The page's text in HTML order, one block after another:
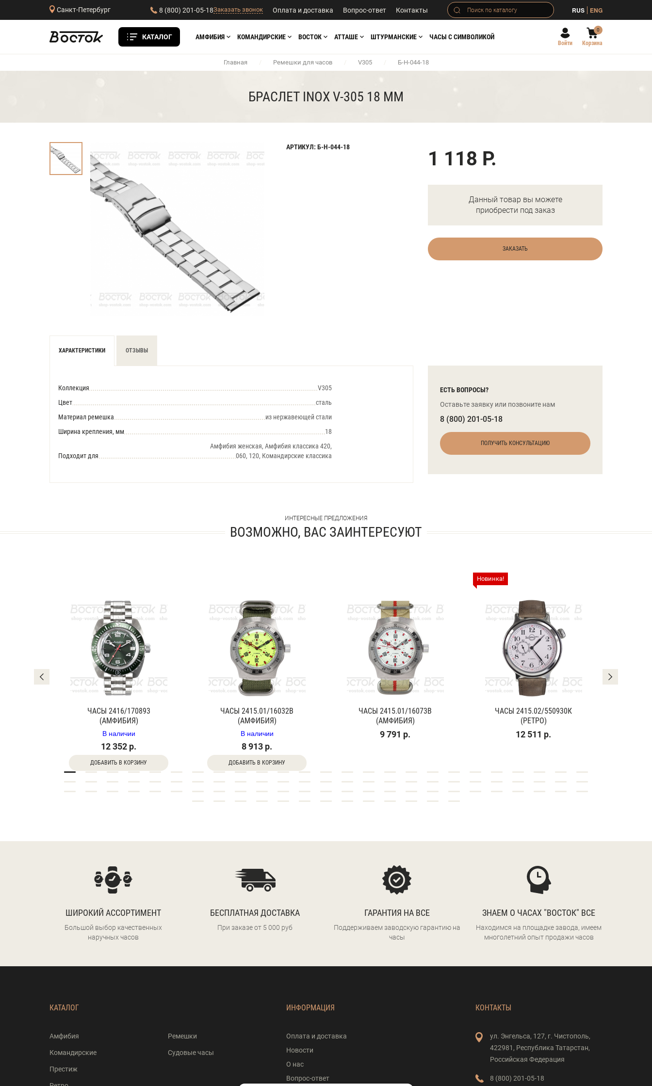
Санкт-Петербург 8 (800) 201-05-18Заказать звонок Оплата и доставка Вопрос-ответ Контакты RUS ENG
КАТАЛОГ АМФИБИЯ КОМАНДИРСКИЕ ВОСТОК АТТАШЕ ШТУРМАНСКИЕ ЧАСЫ С СИМВОЛИКОЙ
Войти
0
Корзина
Главная / Ремешки для часов / V305 / Б-Н-044-18
БРАСЛЕТ INOX V-305 18 ММ
АРТИКУЛ: Б-Н-044-18
1 118 Р.
Данный товар вы можете
приобрести под заказ
ЗАКАЗАТЬ
ХАРАКТЕРИСТИКИ ОТЗЫВЫ
Коллекция
V305
Цвет
сталь
Материал ремешка
из нержавеющей стали
Ширина крепления, мм
18
Подходит для
Амфибия женская, Амфибия классика 420,
060, 120, Командирские классика
ЕСТЬ ВОПРОСЫ?
Оставьте заявку или позвоните нам
8 (800) 201-05-18
ПОЛУЧИТЬ КОНСУЛЬТАЦИЮ
ИНТЕРЕСНЫЕ ПРЕДЛОЖЕНИЯ
ВОЗМОЖНО, ВАС ЗАИНТЕРЕСУЮТ
ЧАСЫ 2416/170893
(АМФИБИЯ)
В наличии
12 352 р.
ДОБАВИТЬ В КОРЗИНУ
ЧАСЫ 2415.01/16032В
(АМФИБИЯ)
В наличии
8 913 р.
ДОБАВИТЬ В КОРЗИНУ
ЧАСЫ 2415.01/16073В
(АМФИБИЯ)
9 791 р.
Новинка!
ЧАСЫ 2415.02/550930К
(РЕТРО)
12 511 р.
ШИРОКИЙ АССОРТИМЕНТ
Большой выбор качественных
наручных часов
БЕСПЛАТНАЯ ДОСТАВКА
При заказе от 5 000 руб
ГАРАНТИЯ НА ВСЕ
Поддерживаем заводскую гарантию на
часы
ЗНАЕМ О ЧАСАХ "ВОСТОК" ВСЕ
Находимся на площадке завода, имеем
многолетний опыт продажи часов
КАТАЛОГ
Амфибия
Командирские
Престиж
Ремешки
Судовые часы
ИНФОРМАЦИЯ
Оплата и доставка
Новости
О нас
Вопрос-ответ
КОНТАКТЫ
ул. Энгельса, 127, г. Чистополь,
422981, Республика Татарстан,
Российская Федерация
8 (800) 201-05-18